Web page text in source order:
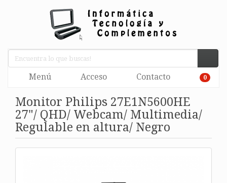
Menú Acceso Contacto 0
Monitor Philips 27E1N5600HE
27"/ QHD/ Webcam/ Multimedia/
Regulable en altura/ Negro